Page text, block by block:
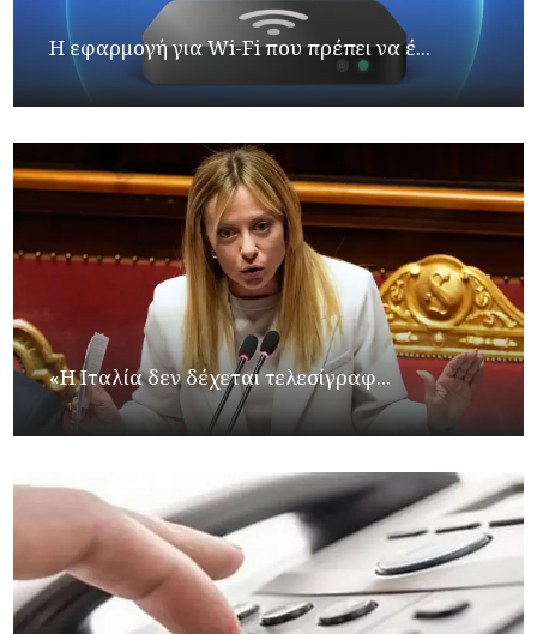
Η εφαρμογή για Wi-Fi που πρέπει να έ...
«Η Ιταλία δεν δέχεται τελεσίγραφ...